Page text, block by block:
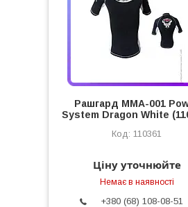
Рашгард MMA-001
System Dragon White
110361
Ціну уточнюйте
Немає в наявності
+380 (68) 108-08-51